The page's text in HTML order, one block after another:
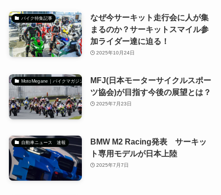
バイク特集記事
なぜ今サーキット走行会に人が集
まるのか？サーキットスマイル参
加ライダー達に迫る！
2025年10月24日
MotoMegane｜バイクマガジン
MFJ(日本モーターサイクルスポー
ツ協会)が目指す今後の展望とは？
2025年7月23日
自動車ニュース 速報
BMW M2 Racing発表 サーキッ
ト専用モデルが日本上陸
2025年7月7日